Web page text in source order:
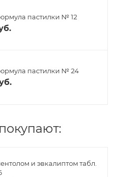
пастилки № 12
пастилки № 24
и эвкалиптом табл.